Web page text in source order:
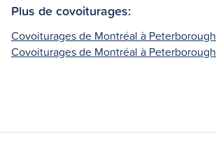
Plus de covoiturages:
Covoiturages de Montréal à Peterborough
Covoiturages de Montréal à Peterborough